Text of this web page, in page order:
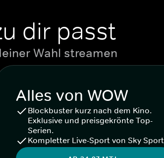
dir passt
Wahl streamen
Alles von WOW
Blockbuster kurz nach dem Kino.
Exklusive und preisgekrönte Top-
Serien.
Kompletter Live-Sport von Sky Sport